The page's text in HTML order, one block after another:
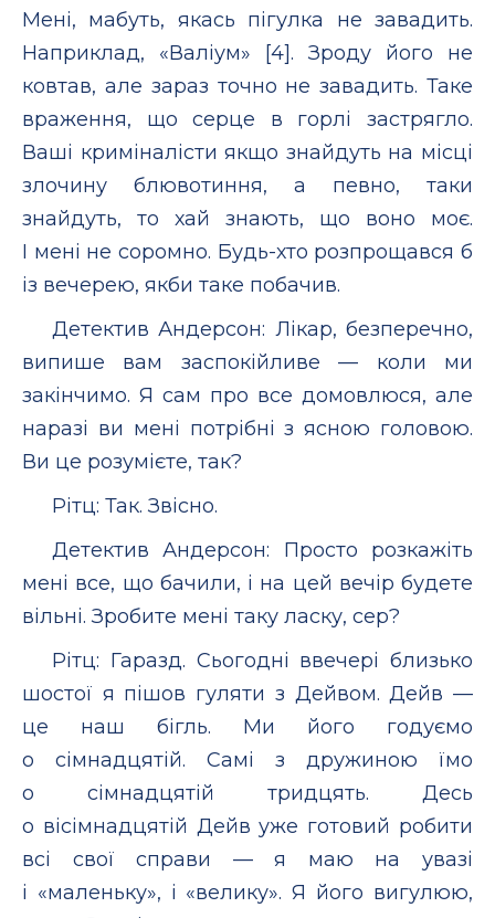
Мені, мабуть, якась пігулка не завадить.
Наприклад, «Валіум» [4]. Зроду його не
ковтав, але зараз точно не завадить. Таке
враження, що серце в горлі застрягло.
Ваші криміналісти якщо знайдуть на місці
злочину блювотиння, а певно, таки
знайдуть, то хай знають, що воно моє.
І мені не соромно. Будь-хто розпрощався б
із вечерею, якби таке побачив.
Детектив Андерсон: Лікар, безперечно,
випише вам заспокійливе — коли ми
закінчимо. Я сам про все домовлюся, але
наразі ви мені потрібні з ясною головою.
Ви це розумієте, так?
Рітц: Так. Звісно.
Детектив Андерсон: Просто розкажіть
мені все, що бачили, і на цей вечір будете
вільні. Зробите мені таку ласку, сер?
Рітц: Гаразд. Сьогодні ввечері близько
шостої я пішов гуляти з Дейвом. Дейв —
це наш бігль. Ми його годуємо
о сімнадцятій. Самі з дружиною їмо
о сімнадцятій тридцять. Десь
о вісімнадцятій Дейв уже готовий робити
всі свої справи — я маю на увазі
і «маленьку», і «велику». Я його вигулюю,